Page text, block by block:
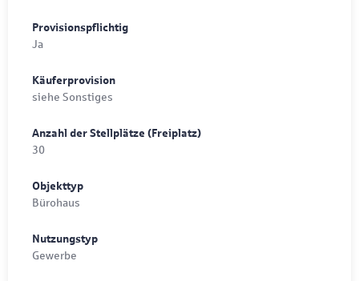
Provisionspflichtig
Ja
Käuferprovision
siehe Sonstiges
Anzahl der Stellplätze (Freiplatz)
30
Objekttyp
Bürohaus
Nutzungstyp
Gewerbe